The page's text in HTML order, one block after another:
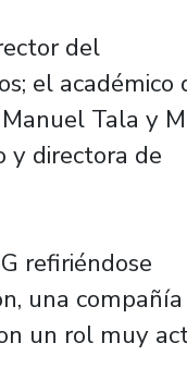
del
el académico
Tala y
y directora de
refiriéndose
una
un rol muy